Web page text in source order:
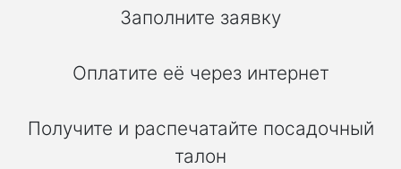
Заполните заявку
Оплатите её через интернет
Получите и распечатайте посадочный
талон